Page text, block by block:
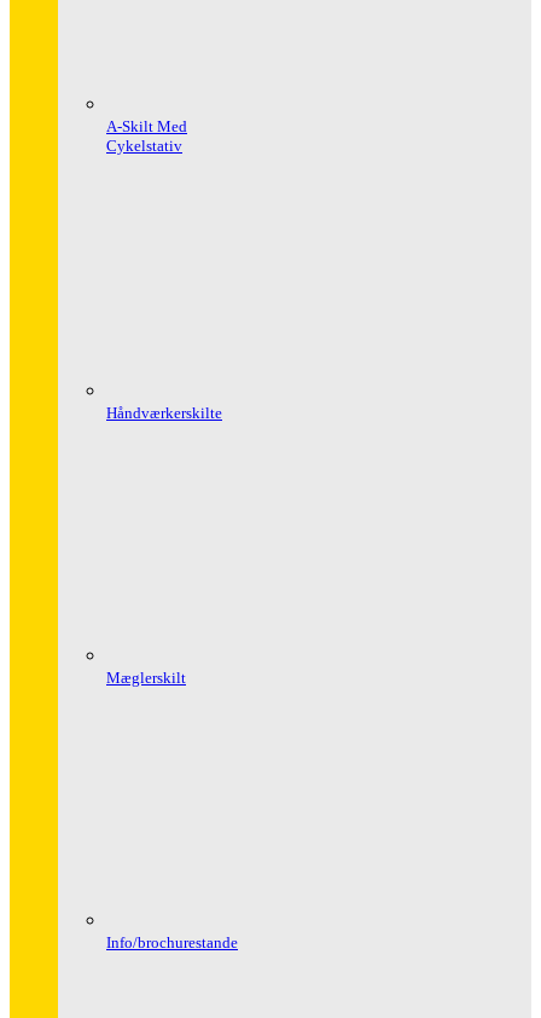
A-Skilt Med
Cykelstativ
Håndværkerskilte
Mæglerskilt
Info/brochurestande